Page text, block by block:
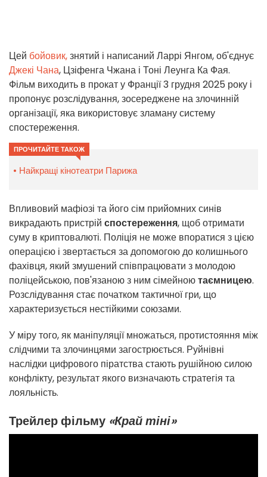
Цей бойовик,знятий і написаний Ларрі Янгом, об'єднує
Джекі Чана, Цзіфенга Чжана і Тоні Леунга Ка Фая.
Фільм виходить в прокат у Франції 3 грудня 2025 року і
пропонує розслідування, зосереджене на злочинній
організації, яка використовує зламану систему
спостереження.
ПРОЧИТАЙТЕ ТАКОЖ
Найкращі кінотеатри Парижа
Впливовий мафіозі та його сім прийомних синів
викрадають пристрій спостереження, щоб отримати
суму в криптовалюті. Поліція не може впоратися з цією
операцією і звертається за допомогою до колишнього
фахівця, який змушений співпрацювати з молодою
поліцейською, пов'язаною з ним сімейноютаємницею.
Розслідування стає початком тактичної гри, що
характеризується нестійкими союзами.
У міру того, як маніпуляції множаться, протистояння між
слідчими та злочинцями загострюється. Руйнівні
наслідки цифрового піратства стають рушійною силою
конфлікту, результат якого визначають стратегія та
лояльність.
Трейлер фільму «Край тіні»